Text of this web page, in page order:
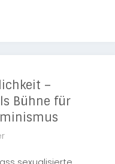
–
Bühne für